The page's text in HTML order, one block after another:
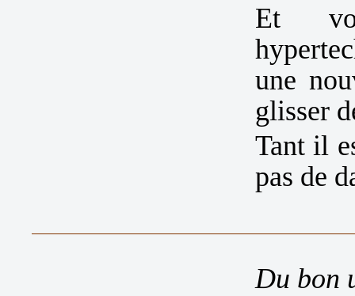
Et
une
glisser
Tant il
pas de
Du bon